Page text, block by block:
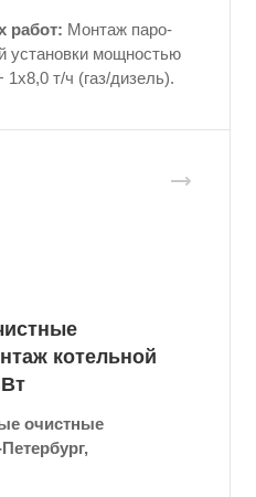
работ: Монтаж паро-
установки мощностью
т/ч (газ/дизель).
котельной
очистные